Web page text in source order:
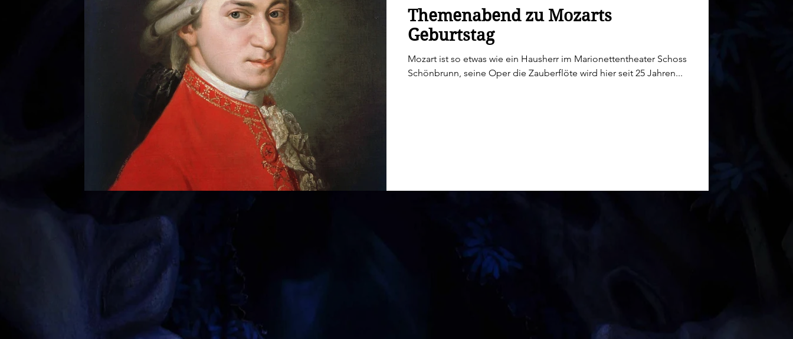
Themenabend zu Mozarts
Geburtstag
Mozart ist so etwas wie ein Hausherr im Marionettentheater Schoss
Schönbrunn, seine Oper die Zauberflöte wird hier seit 25 Jahren...